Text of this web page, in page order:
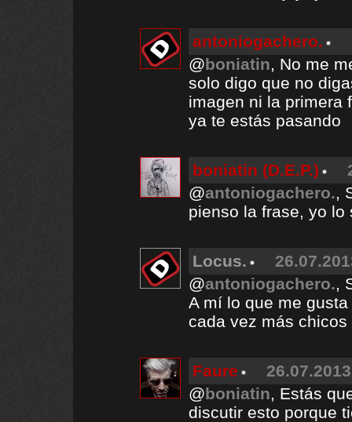
antoniogachero.
@boniatin, No me
solo digo que no
imagen ni la primera
ya te estás pasando
boniatin (D.E.P.)
@antoniogachero.,
pienso la frase, yo lo
Locus.
@antoniogachero.,
A mí lo que me
cada vez más
Faure
@boniatin, Estás
discutir esto porque